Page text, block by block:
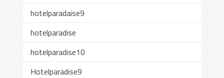
hotelparadaise9
hotelparadise
hotelparadise10
Hotelparadise9